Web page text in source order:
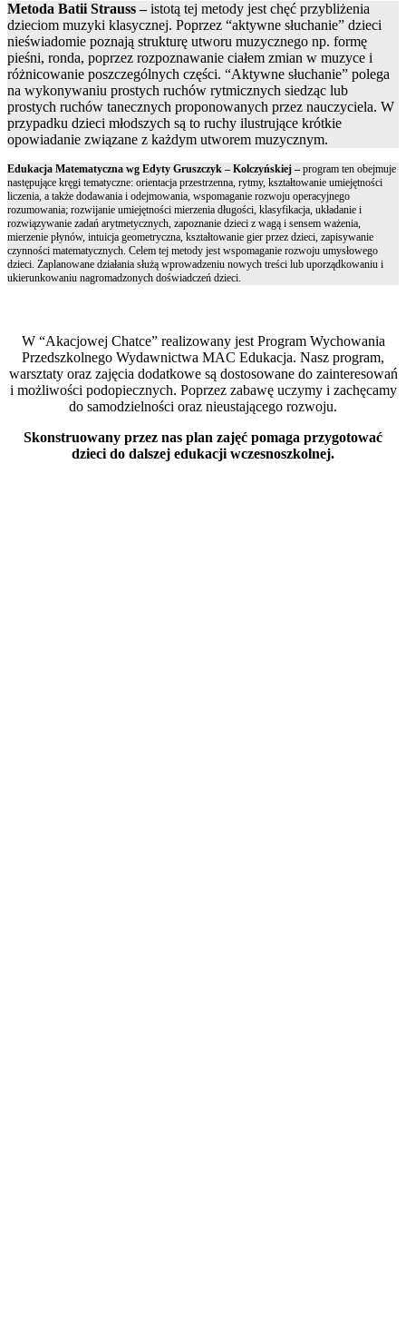
Metoda Batii Strauss –istotą tej metody jest chęć przybliżenia
dzieciom muzyki klasycznej. Poprzez “aktywne słuchanie” dzieci
nieświadomie poznają strukturę utworu muzycznego np. formę
pieśni, ronda, poprzez rozpoznawanie ciałem zmian w muzyce i
różnicowanie poszczególnych części. “Aktywne słuchanie” polega
na wykonywaniu prostych ruchów rytmicznych siedząc lub
prostych ruchów tanecznych proponowanych przez nauczyciela. W
przypadku dzieci młodszych są to ruchy ilustrujące krótkie
opowiadanie związane z każdym utworem muzycznym.
Edukacja Matematyczna wg Edyty Gruszczyk – Kolczyńskiej – program ten obejmuje
następujące kręgi tematyczne: orientacja przestrzenna, rytmy, kształtowanie umiejętności
liczenia, a także dodawania i odejmowania, wspomaganie rozwoju operacyjnego
rozumowania; rozwijanie umiejętności mierzenia długości, klasyfikacja, układanie i
rozwiązywanie zadań arytmetycznych, zapoznanie dzieci z wagą i sensem ważenia,
mierzenie płynów, intuicja geometryczna, kształtowanie gier przez dzieci, zapisywanie
czynności matematycznych. Celem tej metody jest wspomaganie rozwoju umysłowego
dzieci. Zaplanowane działania służą wprowadzeniu nowych treści lub uporządkowaniu i
ukierunkowaniu nagromadzonych doświadczeń dzieci.
W “Akacjowej Chatce” realizowany jest Program Wychowania
Przedszkolnego Wydawnictwa MAC Edukacja. Nasz program,
warsztaty oraz zajęcia dodatkowe są dostosowane do zainteresowań
i możliwości podopiecznych. Poprzez zabawę uczymy i zachęcamy
do samodzielności oraz nieustającego rozwoju.
Skonstruowany przez nas plan zajęć pomaga przygotować
dzieci do dalszej edukacji wczesnoszkolnej.